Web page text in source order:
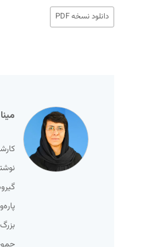
دانلود نسخه PDF